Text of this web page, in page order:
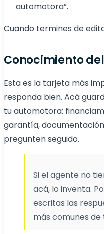
automotora”.
Cuando termines de
Conocimiento
Esta es la tarjeta más
responda bien. Acá
tu automotora:
garantía,
pregunten seguido.
Si el agente no
acá, lo inventa.
escritas las
más comunes de